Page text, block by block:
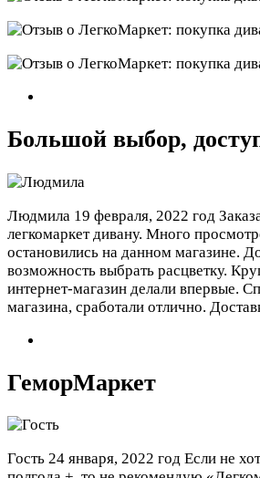
Большой выбор,
Людмила 19 февраля, 2022 год
легкомаркет дивану. Много
остановились на данном магазине.
возможность выбрать расцветку.
интернет-магазин делали впервые.
магазина, сработали отлично.
ГеморМаркет
Гость 24 января, 2022 год Если не